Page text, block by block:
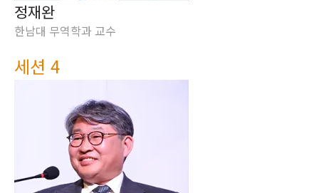
정재완
한남대 무역학과 교수
세션 4